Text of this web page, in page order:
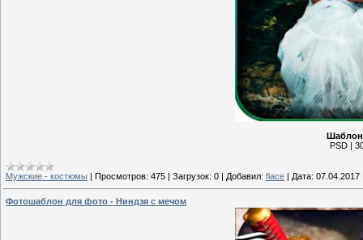
Шаблон
PSD |
Мужские - костюмы Просмотров: 475 Загрузок: 0 Добавил: fiace Дата: 07.04.2017
Фотошаблон для фото - Ниндзя с мечом